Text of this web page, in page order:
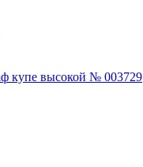
купе высокой № 003729